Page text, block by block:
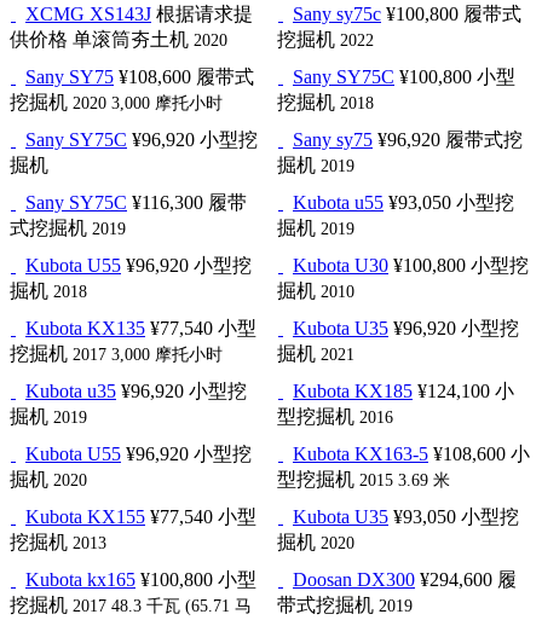
XCMG XS143J 根据请求提
供价格 单滚筒夯土机 2020
Sany sy75c ¥100,800 履带式
挖掘机 2022
Sany SY75 ¥108,600 履带式
挖掘机 2020 3,000 摩托小时
Sany SY75C ¥100,800 小型
挖掘机 2018
Sany SY75C ¥96,920 小型挖
掘机
Sany sy75 ¥96,920 履带式挖
掘机 2019
Sany SY75C ¥116,300 履带
式挖掘机 2019
Kubota u55 ¥93,050 小型挖
掘机 2019
Kubota U55 ¥96,920 小型挖
掘机 2018
Kubota U30 ¥100,800 小型挖
掘机 2010
Kubota KX135 ¥77,540 小型
挖掘机 2017 3,000 摩托小时
Kubota U35 ¥96,920 小型挖
掘机 2021
Kubota u35 ¥96,920 小型挖
掘机 2019
Kubota KX185 ¥124,100 小
型挖掘机 2016
Kubota U55 ¥96,920 小型挖
掘机 2020
Kubota KX163-5 ¥108,600 小
型挖掘机 2015 3.69 米
Kubota KX155 ¥77,540 小型
挖掘机 2013
Kubota U35 ¥93,050 小型挖
掘机 2020
Kubota kx165 ¥100,800 小型
挖掘机 2017 48.3 千瓦 (65.71 马
Doosan DX300 ¥294,600 履
带式挖掘机 2019